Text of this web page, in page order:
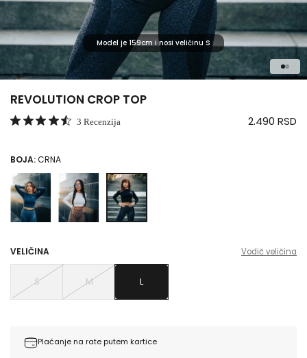
Model je 159cm i nosi veličinu S
12
REVOLUTION CROP TOP
3 Recenzija 2.490 RSD
BOJA:CRNA
VELIČINA Vodič veličina
S M L
Plaćanje na rate putem kartice